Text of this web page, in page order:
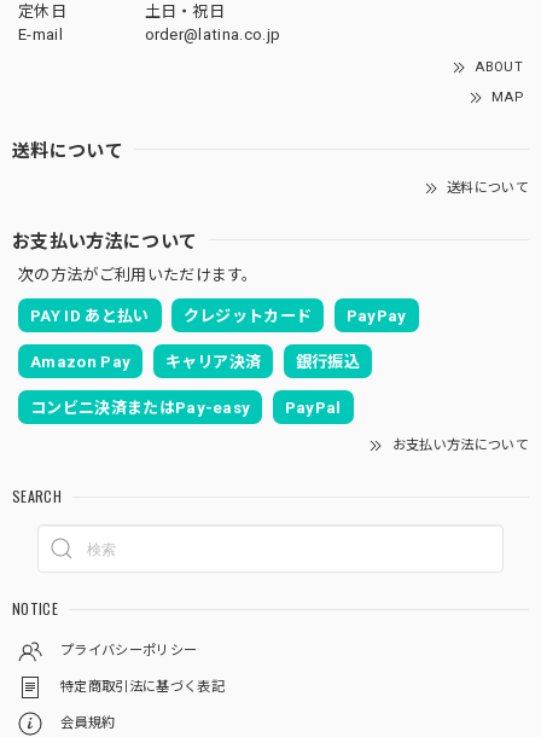
定休日
土日・祝日
E-mail
order@latina.co.jp
ABOUT
MAP
送料について
送料について
お支払い方法について
次の方法がご利用いただけます。
PAY ID あと払い クレジットカード PayPay
Amazon Pay キャリア決済 銀行振込
コンビニ決済またはPay-easy PayPal
お支払い方法について
SEARCH
NOTICE
プライバシーポリシー
特定商取引法に基づく表記
会員規約